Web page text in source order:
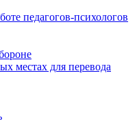
педагогов-психологов
местах для перевода